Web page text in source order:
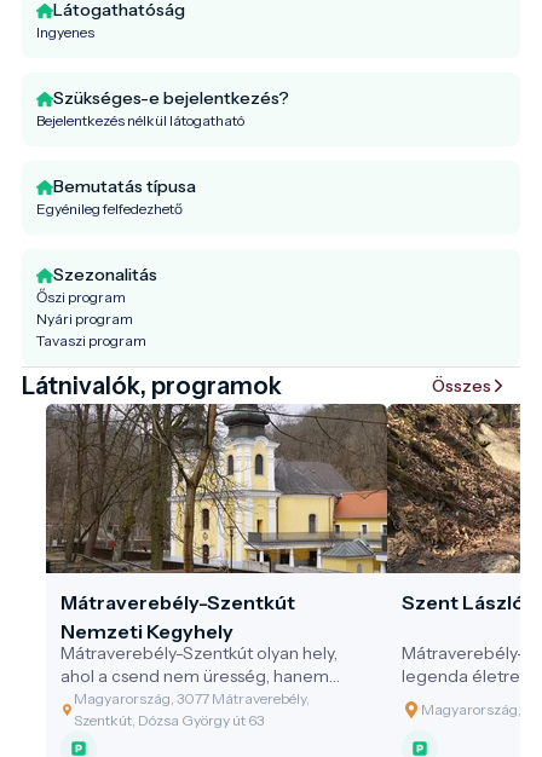
Látogathatóság
Ingyenes
Szükséges-e bejelentkezés?
Bejelentkezés nélkül látogatható
Bemutatás típusa
Egyénileg felfedezhető
Szezonalitás
Őszi program
Nyári program
Tavaszi program
Látnivalók, programok Összes
Mátraverebély-Szentkút
Nemzeti Kegyhely
Mátraverebély-Szentkút olyan hely,
ahol a csend nem üresség, hanem
jelenlét – ahol a víz nemcsak oltja a
szomjat, hanem megnyitja a lelket is.
Egy zarándokhely, amely egyszerre őrzi
Magyarország, 3077 Mátraverebély,
Szentkút, Dózsa György út 63
Szent László
Mátraverebély-
legenda életre
jövő egyszerre
látogatás
önmagadban, a
Magyarország,